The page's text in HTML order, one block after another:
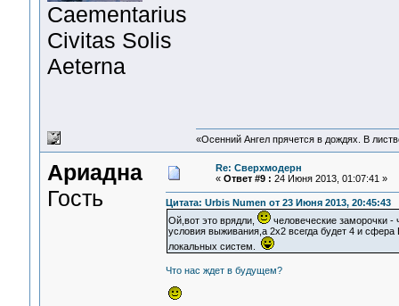
Сaementarius
Civitas Solis
Aeterna
«Осенний Ангел прячется в дождях. В
Ариадна
Гость
Re: Сверхмодерн
« Ответ #9 : 24 Июня 2013, 01:07:41 »
Цитата: Urbis Numen от 23 Июня 2013, 20:45:43
Ой,вот это врядли,
человеческие заморочки -
условия выживания,а 2х2 всегда будет 4 и сфера
локальных систем.
Что нас ждет в будущем?